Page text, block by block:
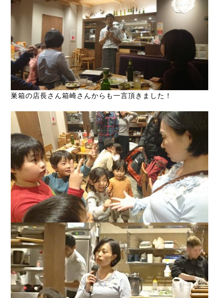
巣箱の店長さん箱崎さんからも一言頂きました！